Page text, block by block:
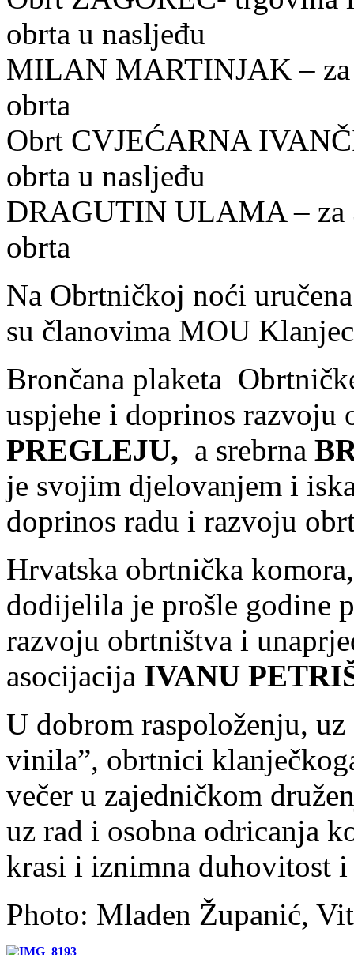
obrta u nasljeđu
MILAN MARTINJAK – za
obrta
Obrt CVJEĆARNA
obrta u nasljeđu
DRAGUTIN ULAMA – za
obrta
Na Obrtničkoj noći
su članovima MOU
Brončana plaketa
uspjehe i doprinos razvoju
PREGLEJU, a srebrna
je svojim djelovanjem i
doprinos radu i razvoju
Hrvatska obrtnička
dodijelila je prošle godine
razvoju obrtništva i
asocijacija IVANU
U dobrom raspoloženju,
vinila”, obrtnici
večer u zajedničkom
uz rad i osobna odricanja
krasi i iznimna duhovitost
Photo: Mladen Županić,